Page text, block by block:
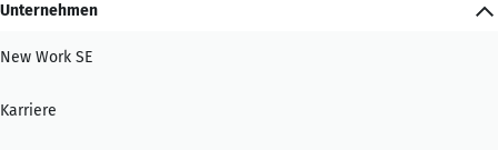
Unternehmen
New Work SE
Karriere